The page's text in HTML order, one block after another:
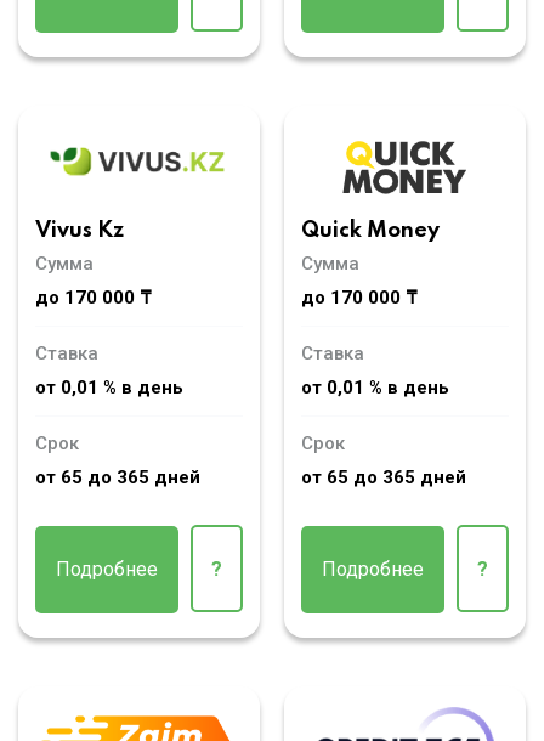
Vivus Kz
Сумма
до 170 000 ₸
Ставка
от 0,01 % в день
Срок
от 65 до 365 дней
Подробнее ?
Quick Money
Сумма
до 170 000 ₸
Ставка
от 0,01 % в день
Срок
от 65 до 365 дней
Подробнее ?